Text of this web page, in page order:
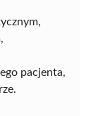
pacjenta,